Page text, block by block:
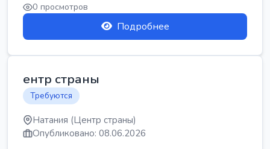
0 просмотров
Подробнее
ентр страны
Требуются
Натания (Центр страны)
Опубликовано: 08.06.2026